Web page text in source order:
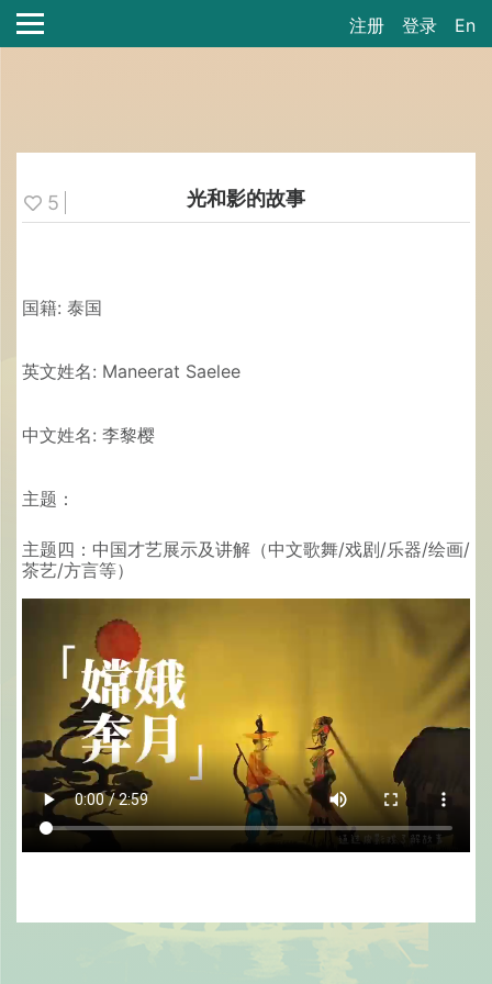
注册 登录 En
5 光和影的故事
国籍: 泰国
英文姓名: Maneerat Saelee
中文姓名: 李黎樱
主题：
主题四：中国才艺展示及讲解（中文歌舞/戏剧/乐器/绘画/
茶艺/方言等）